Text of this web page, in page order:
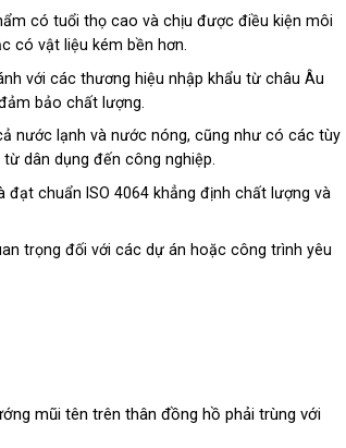
có tuổi thọ cao và chịu được điều kiện môi
có vật liệu kém bền hơn.
với các thương hiệu nhập khẩu từ châu Âu
bảo chất lượng.
nước lạnh và nước nóng, cũng như có các tùy
dân dụng đến công nghiệp.
chuẩn ISO 4064 khẳng định chất lượng và
trọng đối với các dự án hoặc công trình yêu
mũi tên trên thân đồng hồ phải trùng với